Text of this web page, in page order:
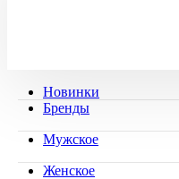
Новинки
Бренды
Мужское
Женское